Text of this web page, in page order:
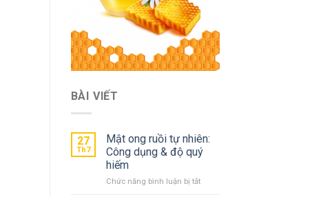
BÀI VIẾT
27
Th7
Mật ong ruồi tự nhiên:
Công dụng & độ quý
hiếm
Chức năng bình luận bị tắtở